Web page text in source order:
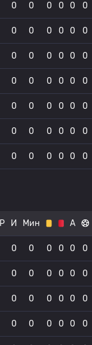
0 0 0 0 0 0
0 0 0 0 0 0
0 0 0 0 0 0
0 0 0 0 0 0
0 0 0 0 0 0
0 0 0 0 0 0
0 0 0 0 0 0
И Мин А
0 0 0 0 0 0
0 0 0 0 0 0
0 0 0 0 0 0
0 0 0 0 0 0